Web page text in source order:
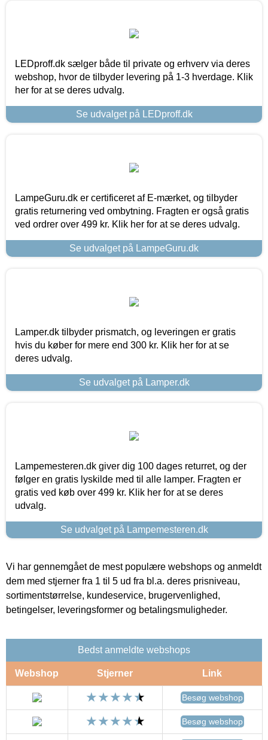
LEDproff.dk sælger både til private og erhverv via deres
webshop, hvor de tilbyder levering på 1-3 hverdage. Klik
her for at se deres udvalg.
Se udvalget på LEDproff.dk
LampeGuru.dk er certificeret af E-mærket, og tilbyder
gratis returnering ved ombytning. Fragten er også gratis
ved ordrer over 499 kr. Klik her for at se deres udvalg.
Se udvalget på LampeGuru.dk
Lamper.dk tilbyder prismatch, og leveringen er gratis
hvis du køber for mere end 300 kr. Klik her for at se
deres udvalg.
Se udvalget på Lamper.dk
Lampemesteren.dk giver dig 100 dages returret, og der
følger en gratis lyskilde med til alle lamper. Fragten er
gratis ved køb over 499 kr. Klik her for at se deres
udvalg.
Se udvalget på Lampemesteren.dk
Vi har gennemgået de mest populære webshops og anmeldt
dem med stjerner fra 1 til 5 ud fra bl.a. deres prisniveau,
sortimentstørrelse, kundeservice, brugervenlighed,
betingelser, leveringsformer og betalingsmuligheder.
Bedst anmeldte webshops
Webshop Stjerner Link
Besøg webshop
Besøg webshop